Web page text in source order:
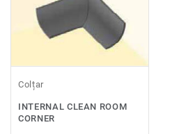
Colțar
INTERNAL CLEAN ROOM
CORNER